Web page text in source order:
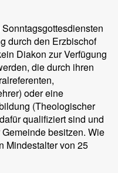
durch den Erzbischof
Diakon zur Verfügung
die durch ihren
oder eine
(Theologischer
qualifiziert sind und
besitzen. Wie
Mindestalter von 25